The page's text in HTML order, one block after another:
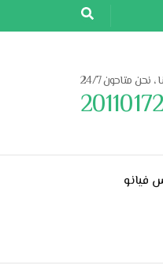
نحن متاحون 24/7
فيانو